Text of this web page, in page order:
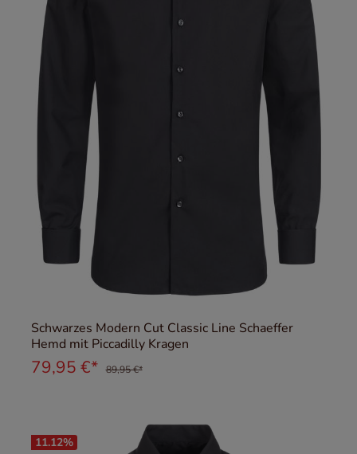
Schwarzes Modern Cut Classic Line Schaeffer
Hemd mit Piccadilly Kragen
79,95 €* 89,95 €*
11.12%